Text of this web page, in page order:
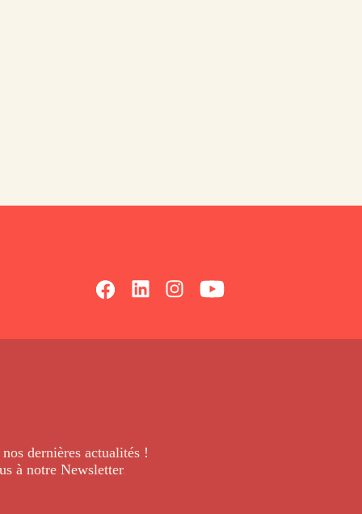
nos dernièresactualités !
à notre Newsletter.